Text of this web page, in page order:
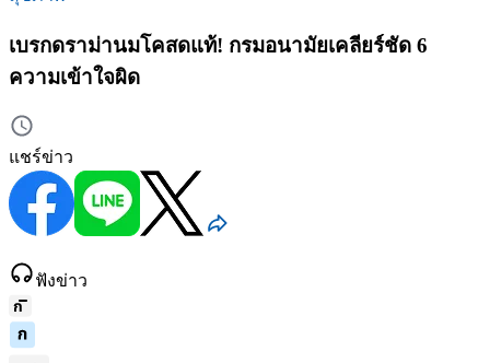
เบรกดราม่านมโคสดแท้! กรมอนามัยเคลียร์ชัด 6
ความเข้าใจผิด
แชร์ข่าว
ฟังข่าว